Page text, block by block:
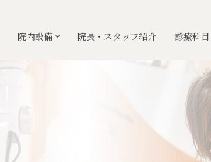
院内設備 院長・スタッフ紹介 診療科目